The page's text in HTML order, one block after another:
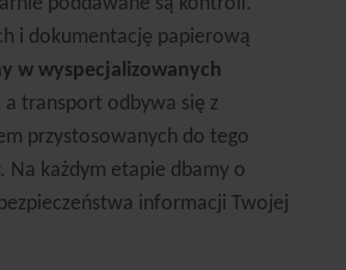
i dokumentację papierową
w wyspecjalizowanych
a transport odbywa się z
przystosowanych do tego
Na każdym etapie dbamy o
informacji Twojej